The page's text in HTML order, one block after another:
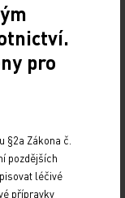
pro
§2a Zákona č.
pozdějších
léčivé
přípravky